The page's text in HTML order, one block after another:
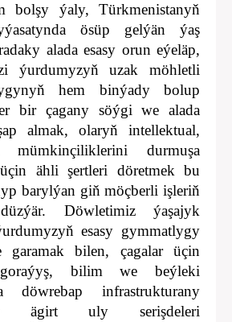
bolşy ýaly, Türkmenistanyň
ösüp gelýän ýaş
alada esasy orun eýeläp,
ýurdumyzyň uzak möhletli
hem binýady bolup
bir çagany söýgi we alada
almak, olaryň intellektual,
mümkinçiliklerini durmuşa
ähli şertleri döretmek bu
barylýan giň möçberli işleriň
Döwletimiz ýaşajyk
esasy gymmatlygy
garamak bilen, çagalar üçin
bilim we beýleki
döwrebap infrastrukturany
ägirt uly serişdeleri